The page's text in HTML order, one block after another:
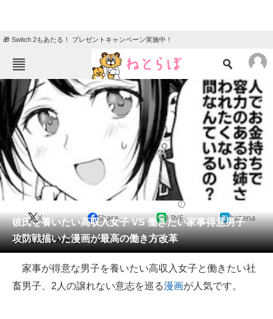
🎁 Switch 2もあたる！ プレゼントキャンペーン実施中！
ねとらぼメニュー
TOP ニュース
エンタメ クイズ
グルメ 地域
住まい 教育・育児
動物 リサーチ
会員記事
メディア
注目記事を集めた総合ページ
彼氏を養いたい高収入女子 VS 働きたい家事得意男子
攻防戦描いた漫画が最高の働き方改革
X Share LINE hatena
適材適所でみんなハッピー。
家事が得意な男子を養いたい高収入女子と働きたい社
畜男子、2人の譲れない意志を巡る漫画が人気です。